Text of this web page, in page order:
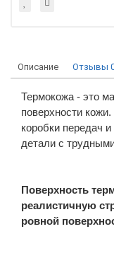
Описание Отзывы
Термокожа - это
поверхности
коробки передач
детали с
Поверхность
реалистичную
ровной